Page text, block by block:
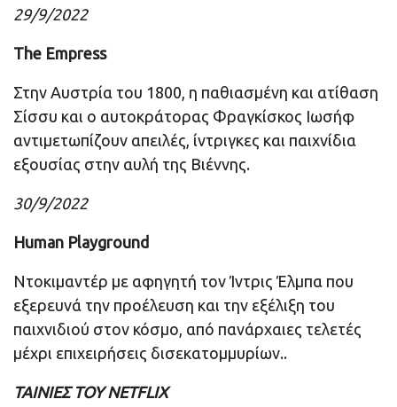
29/9/2022
The Empress
Στην Αυστρία του 1800, η παθιασμένη και ατίθαση
Σίσσυ και ο αυτοκράτορας Φραγκίσκος Ιωσήφ
αντιμετωπίζουν απειλές, ίντριγκες και παιχνίδια
εξουσίας στην αυλή της Βιέννης.
30/9/2022
Human Playground
Ντοκιμαντέρ με αφηγητή τον Ίντρις Έλμπα που
εξερευνά την προέλευση και την εξέλιξη του
παιχνιδιού στον κόσμο, από πανάρχαιες τελετές
μέχρι επιχειρήσεις δισεκατομμυρίων..
ΤΑΙΝΙΕΣ ΤΟΥ NETFLIX